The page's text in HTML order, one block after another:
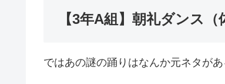
【3年A組】朝礼ダンス
ではあの謎の踊りはなんか元ネタが